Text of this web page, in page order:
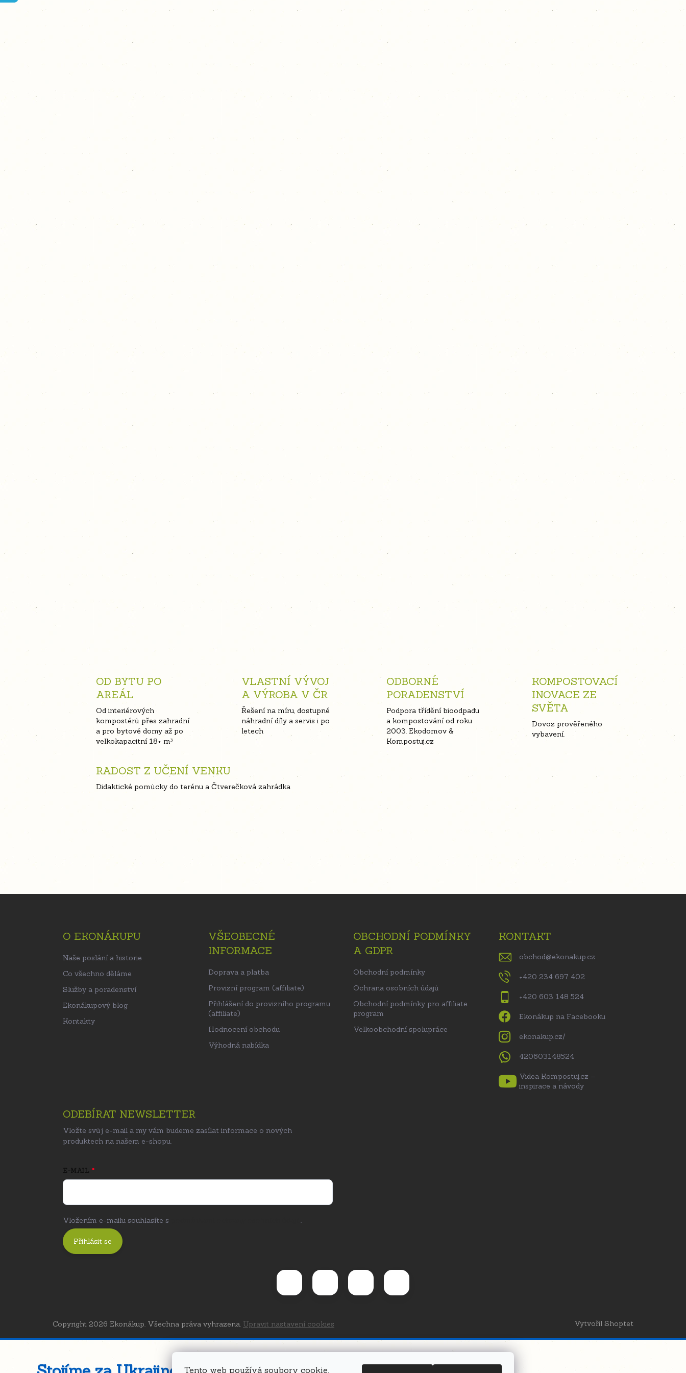
Tento web používá soubory cookie.
OD BYTU PO
AREÁL
Od interiérových
kompostérů přes zahradní
a pro bytové domy až po
velkokapacitní 18+ m³
VLASTNÍ VÝVOJ
A VÝROBA V ČR
Řešení na míru, dostupné
náhradní díly a servis i po
letech
ODBORNÉ
PORADENSTVÍ
Podpora třídění bioodpadu
a kompostování od roku
2003. Ekodomov &
Kompostuj.cz
KOMPOSTOVACÍ
INOVACE ZE
SVĚTA
Dovoz prověřeného
vybavení.
RADOST Z UČENÍ VENKU
Didaktické pomůcky do terénu a Čtverečková zahrádka
O EKONÁKUPU
Naše poslání a historie
Co všechno děláme
Služby a poradenství
Ekonákupový blog
Kontakty
VŠEOBECNÉ
INFORMACE
Doprava a platba
Provizní program (affiliate)
Přihlášení do provizního programu
(affiliate)
Hodnocení obchodu
Výhodná nabídka
OBCHODNÍ PODMÍNKY
A GDPR
Obchodní podmínky
Ochrana osobních údajů
Obchodní podmínky pro affiliate
program
Velkoobchodní spolupráce
KONTAKT
obchod@ekonakup.cz
+420 234 697 402
+420 603 148 524
Ekonákup na Facebooku
ekonakup.cz/
420603148524
Videa Kompostuj.cz –
inspirace a návody
ODEBÍRAT NEWSLETTER
Vložte svůj e-mail a my vám budeme zasílat informace o nových
produktech na našem e-shopu.
E-MAIL
Vložením e-mailu souhlasíte s .
Přihlásit se
Vytvořil Shoptet
Copyright 2026 Ekonákup. Všechna práva vyhrazena. Upravit nastavení cookies